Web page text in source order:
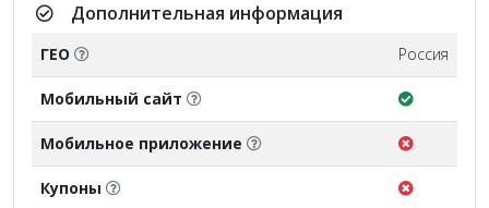
Дополнительная информация
ГЕО Россия
Мобильный сайт
Мобильное приложение
Купоны